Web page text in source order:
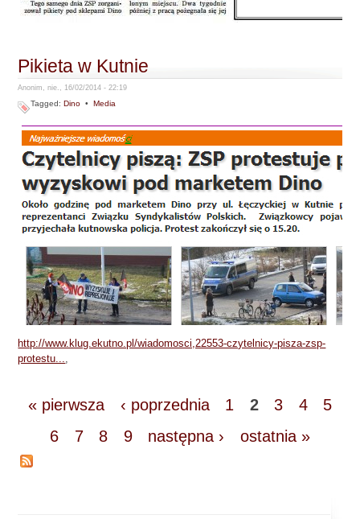
Pikieta w Kutnie
Anonim, nie., 16/02/2014 - 22:19
Tagged:Dino •Media
http://www.klug.ekutno.pl/wiadomosci,22553-czytelnicy-pisza-zsp-
protestu...
« pierwsza ‹ poprzednia 1 2 3 4
5
6
7 8 9 następna › ostatnia »